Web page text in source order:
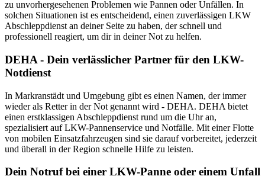
zu unvorhergesehenen Problemen wie Pannen oder Unfällen. In
solchen Situationen ist es entscheidend, einen zuverlässigen LKW
Abschleppdienst an deiner Seite zu haben, der schnell und
professionell reagiert, um dir in deiner Not zu helfen.
DEHA - Dein verlässlicher Partner für den LKW-
Notdienst
In Markranstädt und Umgebung gibt es einen Namen, der immer
wieder als Retter in der Not genannt wird - DEHA. DEHA bietet
einen erstklassigen Abschleppdienst rund um die Uhr an,
spezialisiert auf LKW-Pannenservice und Notfälle. Mit einer Flotte
von mobilen Einsatzfahrzeugen sind sie darauf vorbereitet, jederzeit
und überall in der Region schnelle Hilfe zu leisten.
Dein Notruf bei einer LKW-Panne oder einem Unfall